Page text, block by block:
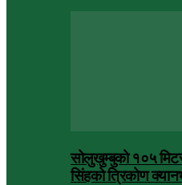
सोलुखुम्बुको १०५
सिंहको त्रिकोण